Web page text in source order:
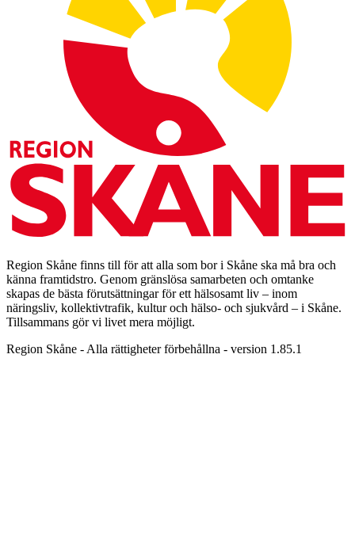
Region Skåne finns till för att alla som bor i Skåne ska må bra och
känna framtidstro. Genom gränslösa samarbeten och omtanke
skapas de bästa förutsättningar för ett hälsosamt liv – inom
näringsliv, kollektivtrafik, kultur och hälso- och sjukvård – i Skåne.
Tillsammans gör vi livet mera möjligt.
Region Skåne - Alla rättigheter förbehållna - version 1.85.1